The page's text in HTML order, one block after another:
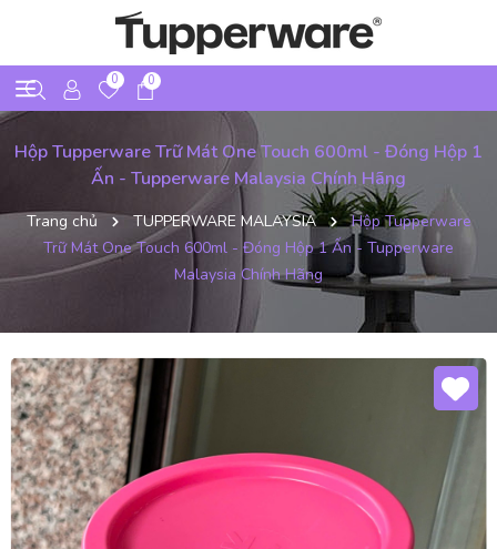
0 0
Hộp Tupperware Trữ Mát One Touch 600ml - Đóng Hộp 1
Ấn - Tupperware Malaysia Chính Hãng
Trang chủ TUPPERWARE MALAYSIA
Hộp Tupperware
Trữ Mát One Touch 600ml - Đóng Hộp 1 Ấn - Tupperware
Malaysia Chính Hãng